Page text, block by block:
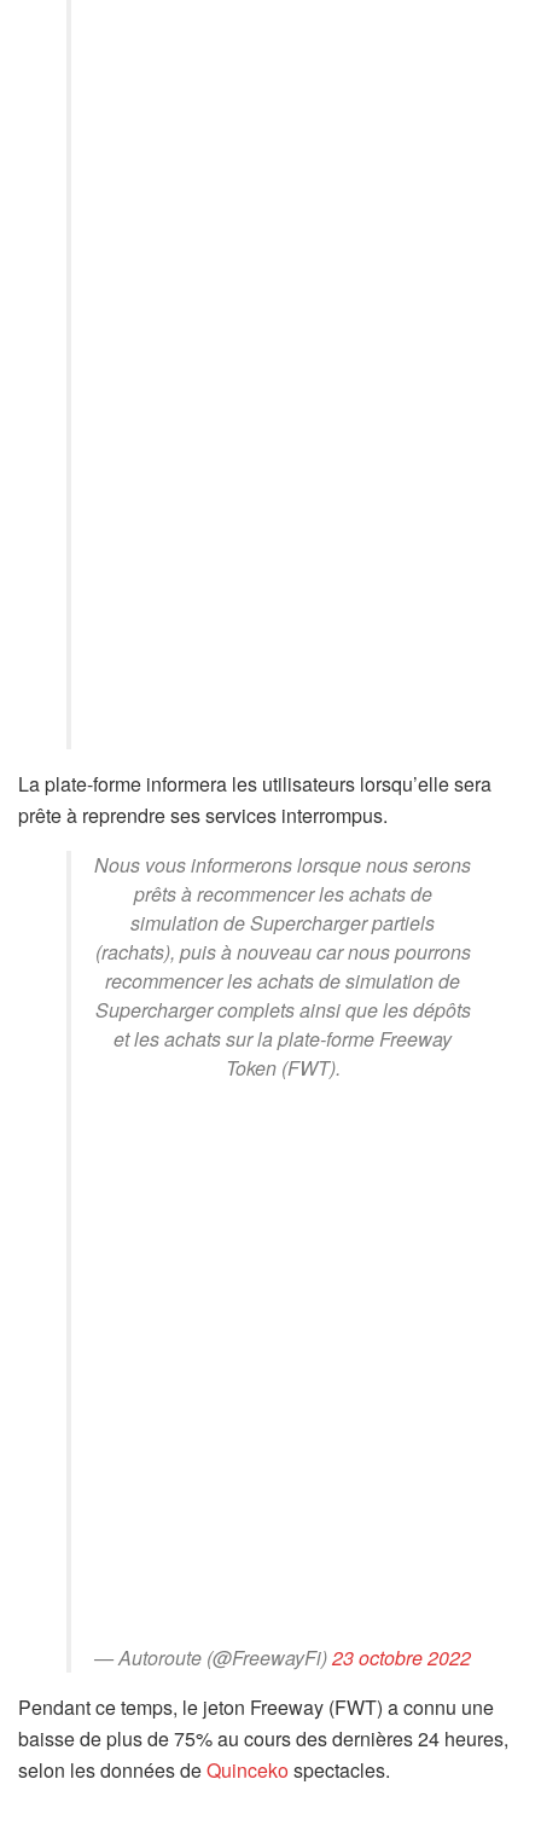
La plate-forme informera les utilisateurs lorsqu’elle sera
prête à reprendre ses services interrompus.
Nous vous informerons lorsque nous serons
prêts à recommencer les achats de
simulation de Supercharger partiels
(rachats), puis à nouveau car nous pourrons
recommencer les achats de simulation de
Supercharger complets ainsi que les dépôts
et les achats sur la plate-forme Freeway
Token (FWT).
— Autoroute (@FreewayFi)23 octobre 2022
Pendant ce temps, le jeton Freeway (FWT) a connu une
baisse de plus de 75% au cours des dernières 24 heures,
selon les données deQuincekospectacles.